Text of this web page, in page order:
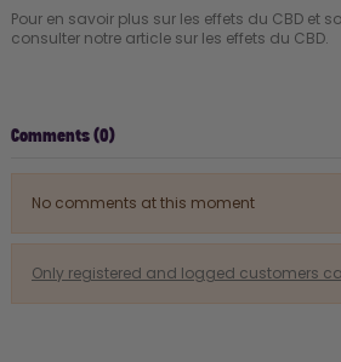
Pour en savoir plus sur les effets du CBD et
consulter notre article sur les effets du CBD.
Comments (0)
No comments at this moment
Only registered and logged customers